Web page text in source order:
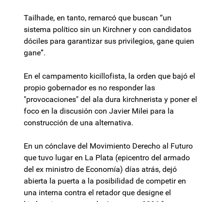
Tailhade, en tanto, remarcó que buscan “un
sistema político sin un Kirchner y con candidatos
dóciles para garantizar sus privilegios, gane quien
gane”.
En el campamento kicillofista, la orden que bajó el
propio gobernador es no responder las
"provocaciones" del ala dura kirchnerista y poner el
foco en la discusión con Javier Milei para la
construcción de una alternativa.
En un cónclave del Movimiento Derecho al Futuro
que tuvo lugar en La Plata (epicentro del armado
del ex ministro de Economía) días atrás, dejó
abierta la puerta a la posibilidad de competir en
una interna contra el retador que designe el